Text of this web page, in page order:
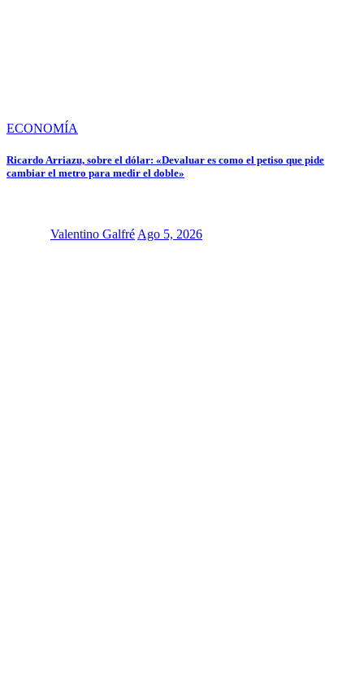
ECONOMÍA
Ricardo Arriazu, sobre el dólar: «Devaluar es como el petiso que pide
cambiar el metro para medir el doble»
Valentino Galfré Ago 5, 2026